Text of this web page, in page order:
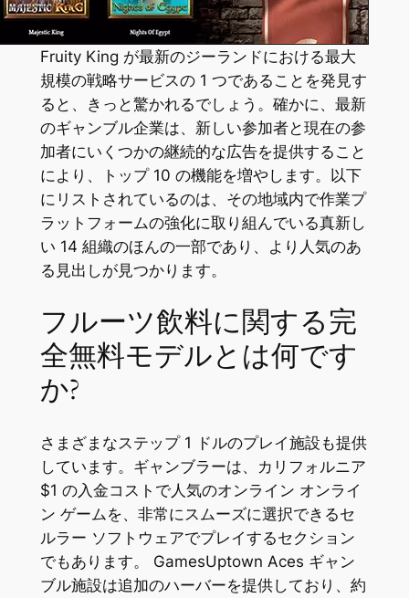
Fruity King が最新のジーランドにおける最大
規模の戦略サービスの 1 つであることを発見す
ると、きっと驚かれるでしょう。確かに、最新
のギャンブル企業は、新しい参加者と現在の参
加者にいくつかの継続的な広告を提供すること
により、トップ 10 の機能を増やします。以下
にリストされているのは、その地域内で作業プ
ラットフォームの強化に取り組んでいる真新し
い 14 組織のほんの一部であり、より人気のあ
る見出しが見つかります。
フルーツ飲料に関する完
全無料モデルとは何です
か?
さまざまなステップ 1 ドルのプレイ施設も提供
しています。ギャンブラーは、カリフォルニア
$1 の入金コストで人気のオンライン オンライ
ン ゲームを、非常にスムーズに選択できるセ
ルラー ソフトウェアでプレイするセクション
でもあります。 GamesUptown Aces ギャン
ブル施設は追加のハーバーを提供しており、約